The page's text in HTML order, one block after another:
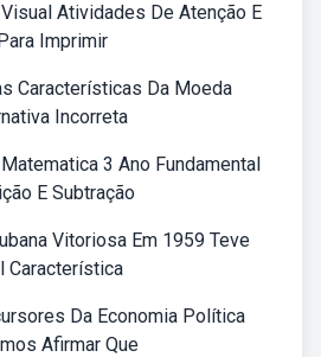
Atividades De Atenção E
Imprimir
Características Da Moeda
Incorreta
3 Ano Fundamental
E Subtração
Vitoriosa Em 1959 Teve
Característica
Da Economia Política
Afirmar Que